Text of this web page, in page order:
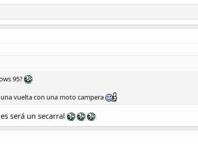
95?
vuelta con una moto campera
será un secarral